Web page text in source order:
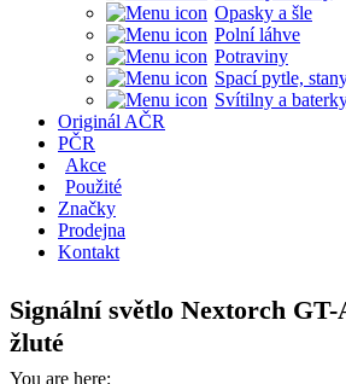
Opasky a šle
Polní láhve
Potraviny
Spací pytle,
Svítilny a
Originál AČR
PČR
Akce
Použité
Značky
Prodejna
Kontakt
Signální světlo Nextorch
žluté
You are here: